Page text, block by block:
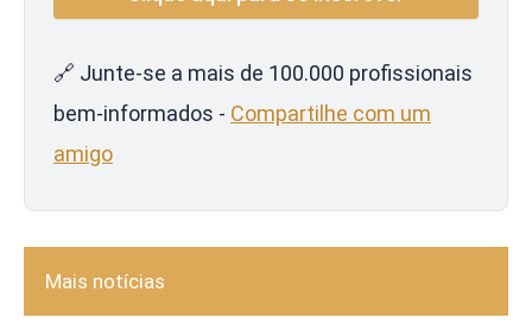
🔗 Junte-se a mais de 100.000 profissionais
bem-informados - Compartilhe com um
amigo
Mais notícias